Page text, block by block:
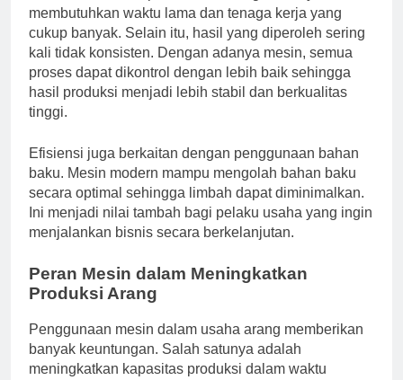
membutuhkan waktu lama dan tenaga kerja yang
cukup banyak. Selain itu, hasil yang diperoleh sering
kali tidak konsisten. Dengan adanya mesin, semua
proses dapat dikontrol dengan lebih baik sehingga
hasil produksi menjadi lebih stabil dan berkualitas
tinggi.
Efisiensi juga berkaitan dengan penggunaan bahan
baku. Mesin modern mampu mengolah bahan baku
secara optimal sehingga limbah dapat diminimalkan.
Ini menjadi nilai tambah bagi pelaku usaha yang ingin
menjalankan bisnis secara berkelanjutan.
Peran Mesin dalam Meningkatkan
Produksi Arang
Penggunaan mesin dalam usaha arang memberikan
banyak keuntungan. Salah satunya adalah
meningkatkan kapasitas produksi dalam waktu